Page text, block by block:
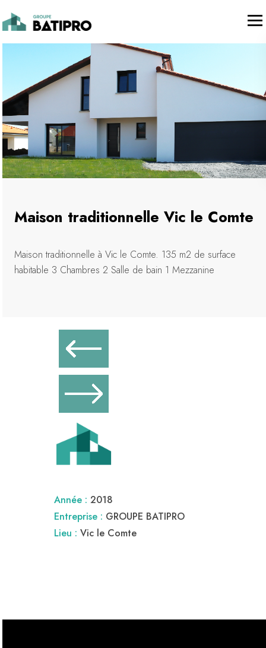
Maison traditionnelle Vic le Comte
Maison traditionnelle à Vic le Comte. 135 m2 de surface
habitable 3 Chambres 2 Salle de bain 1 Mezzanine
Année : 2018
Entreprise : GROUPE BATIPRO
Lieu : Vic le Comte